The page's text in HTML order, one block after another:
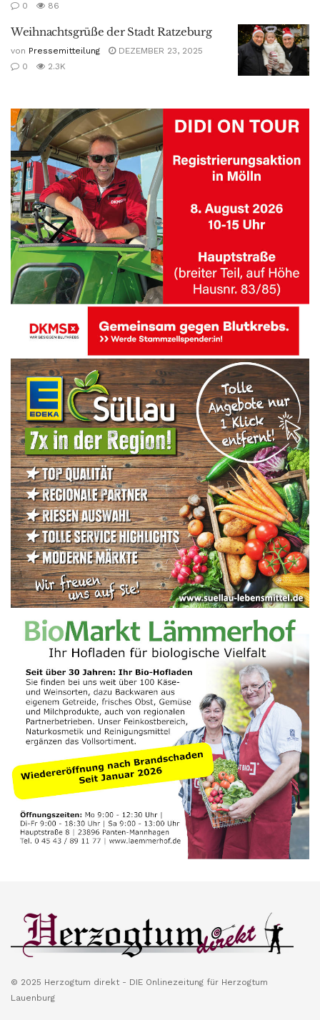
0
86
Weihnachtsgrüße der Stadt Ratzeburg
von Pressemitteilung
DEZEMBER 23, 2025
0
2.3K
© 2025 Herzogtum direkt - DIE Onlinezeitung für Herzogtum
Lauenburg